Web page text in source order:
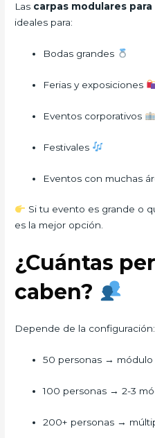
Las carpas modulares
ideales para:
Bodas grandes
Ferias y exposiciones
Eventos corporativos
Festivales
Eventos con muchas
Si tu evento es grande o
es la mejor opción.
¿Cuántas
caben?
Depende de la configuración:
50 personas →
100 personas → 2-3
200+ personas →